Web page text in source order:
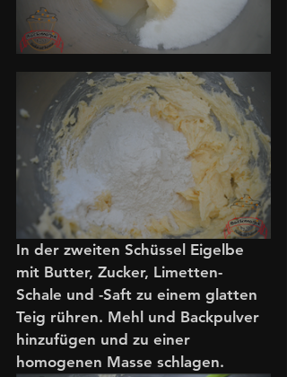
In der zweiten Schüssel Eigelbe
mit Butter, Zucker, Limetten-
Schale und -Saft zu einem glatten
Teig rühren. Mehl und Backpulver
hinzufügen und zu einer
homogenen Masse schlagen.